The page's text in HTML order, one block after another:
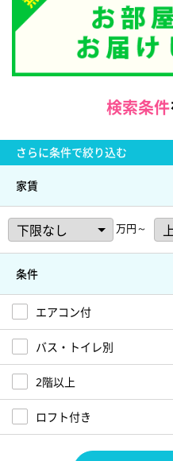
検索条件
さらに条件で絞り込む
家賃
万円～
条件
エアコン付
バス・トイレ別
2階以上
ロフト付き